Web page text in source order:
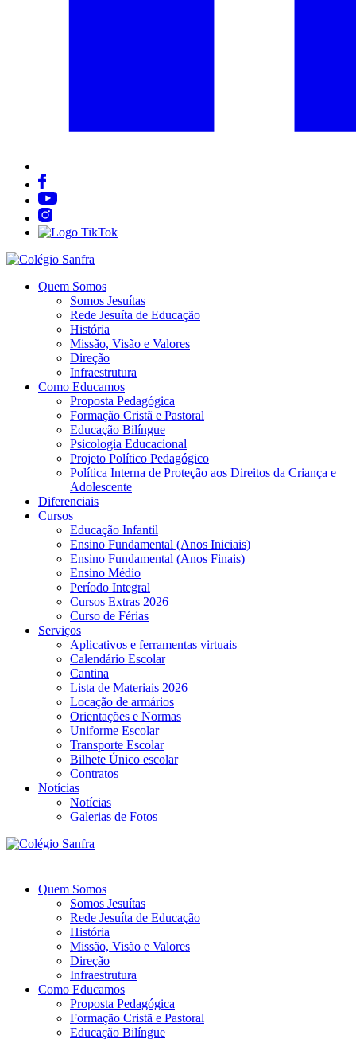
Quem Somos
Somos Jesuítas
Rede Jesuíta de Educação
História
Missão, Visão e Valores
Direção
Infraestrutura
Como Educamos
Proposta Pedagógica
Formação Cristã e Pastoral
Educação Bilíngue
Psicologia Educacional
Projeto Político Pedagógico
Política Interna de Proteção aos Direitos da Criança e
Adolescente
Diferenciais
Cursos
Educação Infantil
Ensino Fundamental (Anos Iniciais)
Ensino Fundamental (Anos Finais)
Ensino Médio
Período Integral
Cursos Extras 2026
Curso de Férias
Serviços
Aplicativos e ferramentas virtuais
Calendário Escolar
Cantina
Lista de Materiais 2026
Locação de armários
Orientações e Normas
Uniforme Escolar
Transporte Escolar
Bilhete Único escolar
Contratos
Notícias
Notícias
Galerias de Fotos
Quem Somos
Somos Jesuítas
Rede Jesuíta de Educação
História
Missão, Visão e Valores
Direção
Infraestrutura
Como Educamos
Proposta Pedagógica
Formação Cristã e Pastoral
Educação Bilíngue